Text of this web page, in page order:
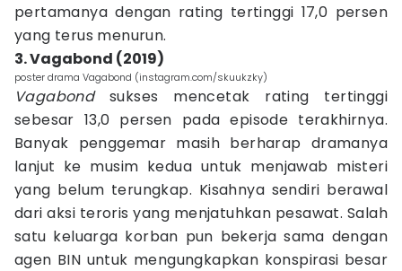
pertamanya dengan rating tertinggi 17,0 persen
yang terus menurun.
3. Vagabond (2019)
poster drama Vagabond (instagram.com/skuukzky)
Vagabondsukses mencetak rating tertinggi
sebesar 13,0 persen pada episode terakhirnya.
Banyak penggemar masih berharap dramanya
lanjut ke musim kedua untuk menjawab misteri
yang belum terungkap. Kisahnya sendiri berawal
dari aksi teroris yang menjatuhkan pesawat. Salah
satu keluarga korban pun bekerja sama dengan
agen BIN untuk mengungkapkan konspirasi besar